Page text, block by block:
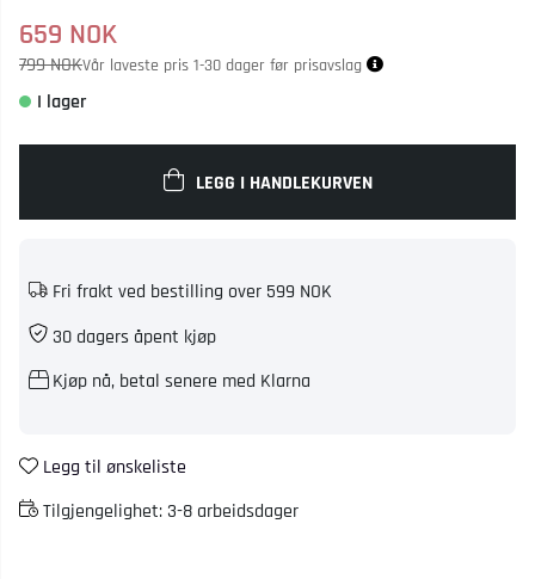
659 NOK
799 NOKVår laveste pris 1-30 dager før prisavslag
LEGG I HANDLEKURVEN
Fri frakt ved bestilling over 599 NOK
30 dagers åpent kjøp
Kjøp nå, betal senere med Klarna
Legg til ønskeliste
Tilgjengelighet:3-8 arbeidsdager